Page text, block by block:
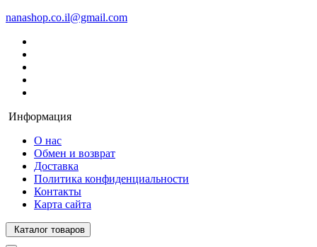
nanashop.co.il@gmail.com
Информация
О нас
Обмен и возврат
Доставка
Политика конфиденциальности
Контакты
Карта сайта
Каталог товаров